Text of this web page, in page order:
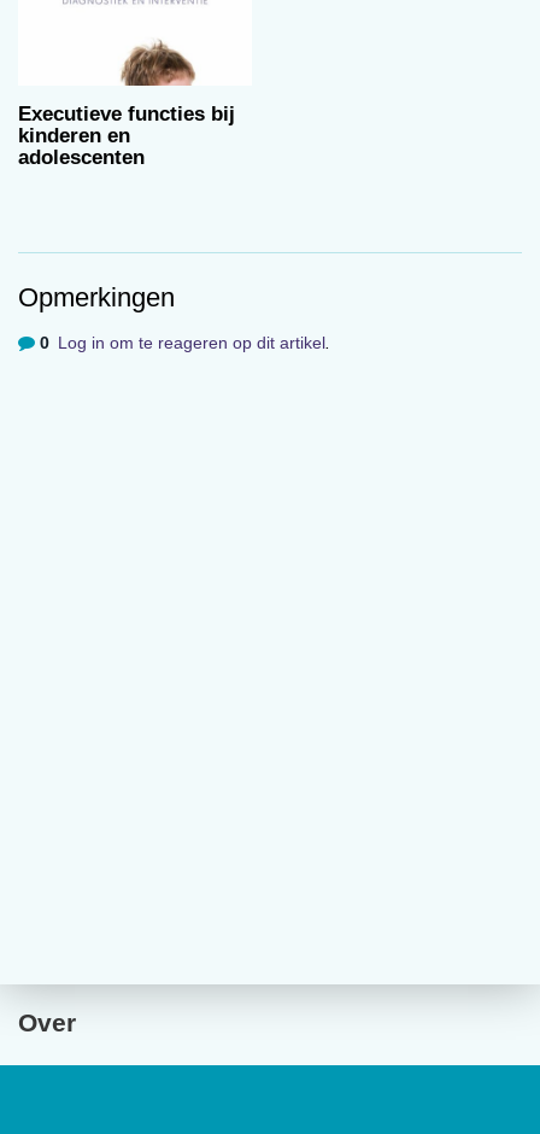
Executieve functies bij
kinderen en
adolescenten
Opmerkingen
0 Log in om te reageren op dit artikel.
Over